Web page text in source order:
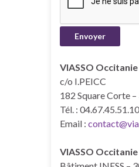
VIASSO
c/o I.PEICC
182 Square Corte
Tél. :
Email :
VIASSO